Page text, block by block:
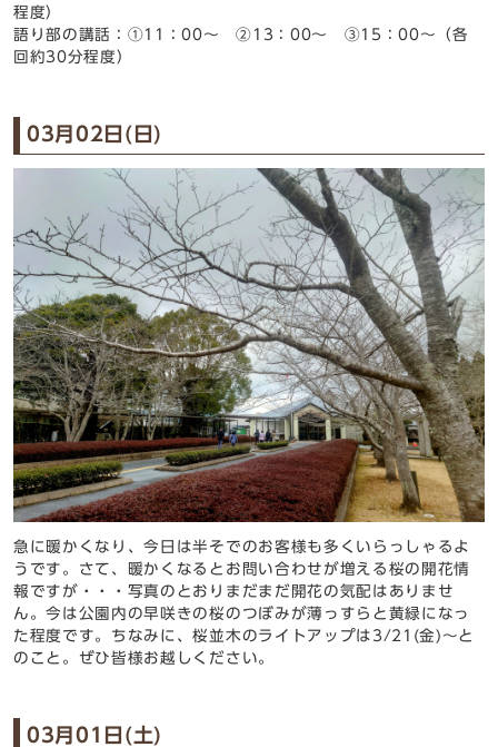
程度）
語り部の講話：①11：00～ ②13：00～ ③15：00～（各
回約30分程度）
03月02日(日)
急に暖かくなり、今日は半そでのお客様も多くいらっしゃるよ
うです。さて、暖かくなるとお問い合わせが増える桜の開花情
報ですが・・・写真のとおりまだまだ開花の気配はありませ
ん。今は公園内の早咲きの桜のつぼみが薄っすらと黄緑になっ
た程度です。ちなみに、桜並木のライトアップは3/21(金)～と
のこと。ぜひ皆様お越しください。
03月01日(土)